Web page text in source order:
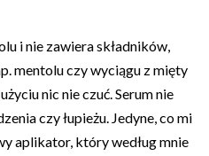
i nie zawiera składników,
mentolu czy wyciągu z mięty
nic nie czuć. Serum nie
czy łupieżu. Jedyne, co mi
aplikator, który według mnie